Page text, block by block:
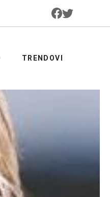
TRENDOVI